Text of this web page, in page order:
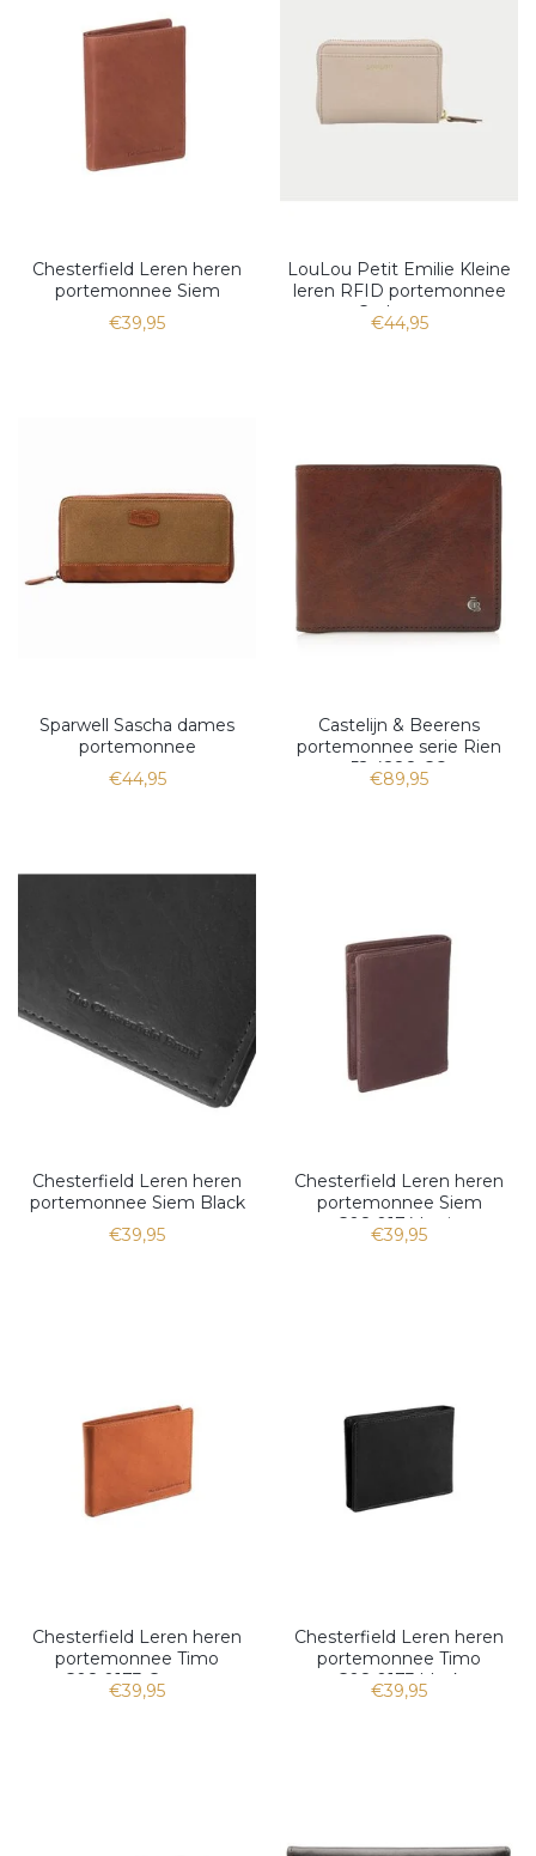
Chesterfield Leren heren
portemonnee Siem
cognac
€39,95
LouLou Petit Emilie Kleine
leren RFID portemonnee
Cashmere
€44,95
Sparwell Sascha dames
portemonnee
€44,95
Castelijn & Beerens
portemonnee serie Rien
52 4288 CO
€89,95
Chesterfield Leren heren
portemonnee Siem Black
€39,95
Chesterfield Leren heren
portemonnee Siem
C08.0174 bruin
€39,95
Chesterfield Leren heren
portemonnee Timo
C08.0173 Cognac
€39,95
Chesterfield Leren heren
portemonnee Timo
C08.0173 black
€39,95